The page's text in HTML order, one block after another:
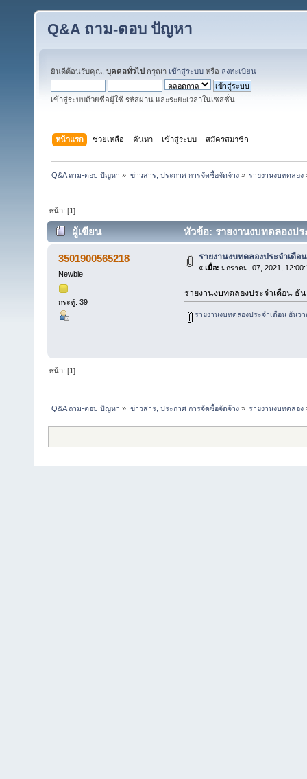
Q&A ถาม-ตอบ ปัญหา
ยินดีต้อนรับคุณ, บุคคลทั่วไป กรุณา เข้าสู่ระบบ หรือ ลงทะเบียน
เข้าสู่ระบบด้วยชื่อผู้ใช้ รหัสผ่าน และระยะเวลาในเซสชั่น
หน้าแรก ช่วยเหลือ ค้นหา เข้าสู่ระบบ สมัครสมาชิก
Q&A ถาม-ตอบ ปัญหา » ข่าวสาร, ประกาศ การจัดซื้อจัดจ้าง» รายงานงบทดลอง
หน้า: [1]
ผู้เขียน หัวข้อ: รายงานงบทดลองปร
3501900565218
Newbie
กระทู้: 39
รายงานงบทดลองประจำเดือ
« เมื่อ: มกราคม, 07, 2021,
รายงานงบทดลองประจำเดือน ธั
รายงานงบทดลองประจำเดือน ธันว
หน้า: [1]
Q&A ถาม-ตอบ ปัญหา » ข่าวสาร, ประกาศ การจัดซื้อจัดจ้าง» รายงานงบทดลอง